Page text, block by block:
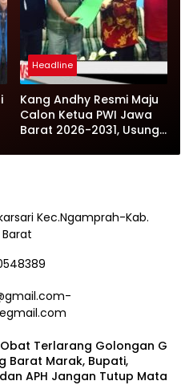
Headline
Kang Andhy Resmi Maju
Calon Ketua PWI Jawa
Barat 2026-2031, Usung
Kec.Ngamprah-Kab.
Terlarang Golongan G
Barat Marak, Bupati,
APH Jangan Tutup Mata